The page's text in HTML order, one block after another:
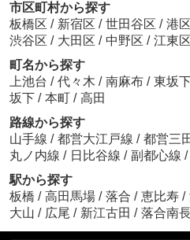
市区町村から探す
板橋区 / 新宿区 / 世田谷区 / 港区
渋谷区 / 大田区 / 中野区 / 江東区
町名から探す
上池台 / 代々木 / 南麻布 / 東坂
坂下 / 本町 / 高田
路線から探す
山手線 / 都営大江戸線 / 都営三
丸ノ内線 / 日比谷線 / 副都心線 /
駅から探す
板橋 / 高田馬場 / 落合 / 恵比寿 /
大山 / 広尾 / 新江古田 / 落合南